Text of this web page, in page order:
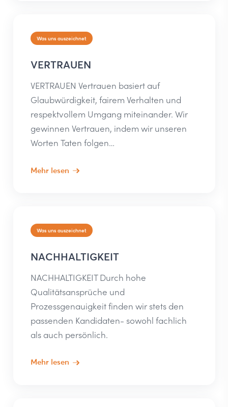
Was uns auszeichnet
VERTRAUEN
VERTRAUEN Vertrauen basiert auf
Glaubwürdigkeit, fairem Verhalten und
respektvollem Umgang miteinander. Wir
gewinnen Vertrauen, indem wir unseren
Worten Taten folgen…
Mehr lesen
Was uns auszeichnet
NACHHALTIGKEIT
NACHHALTIGKEIT Durch hohe
Qualitätsansprüche und
Prozessgenauigkeit finden wir stets den
passenden Kandidaten- sowohl fachlich
als auch persönlich.
Mehr lesen